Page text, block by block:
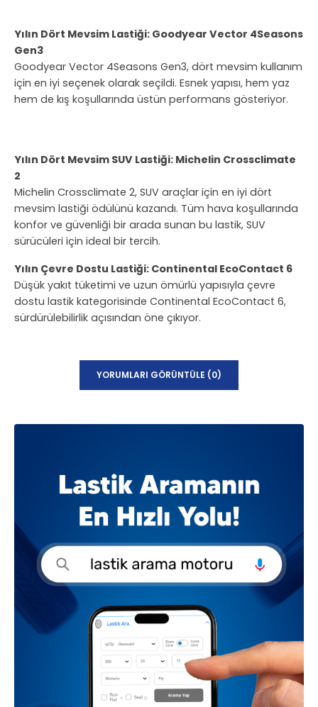
Yılın Dört Mevsim Lastiği: Goodyear Vector 4Seasons
Gen3
Goodyear Vector 4Seasons Gen3, dört mevsim kullanım
için en iyi seçenek olarak seçildi. Esnek yapısı, hem yaz
hem de kış koşullarında üstün performans gösteriyor.
Yılın Dört Mevsim SUV Lastiği: Michelin Crossclimate
2
Michelin Crossclimate 2, SUV araçlar için en iyi dört
mevsim lastiği ödülünü kazandı. Tüm hava koşullarında
konfor ve güvenliği bir arada sunan bu lastik, SUV
sürücüleri için ideal bir tercih.
Yılın Çevre Dostu Lastiği: Continental EcoContact 6
Düşük yakıt tüketimi ve uzun ömürlü yapısıyla çevre
dostu lastik kategorisinde Continental EcoContact 6,
sürdürülebilirlik açısından öne çıkıyor.
YORUMLARI GÖRÜNTÜLE (0)